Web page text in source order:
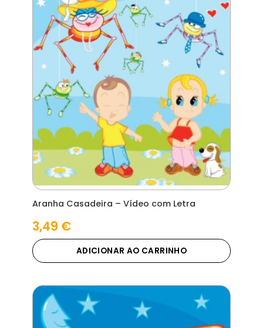
Aranha Casadeira – Vídeo com Letra
3,49 €
ADICIONAR AO CARRINHO